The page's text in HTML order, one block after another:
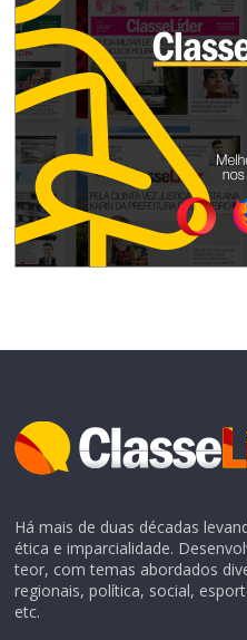
Há mais de duas décadas
ética e imparcialidade.
teor, com temas abordados
regionais, política, social,
etc.